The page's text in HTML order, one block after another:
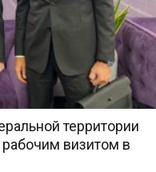
территории
визитом в